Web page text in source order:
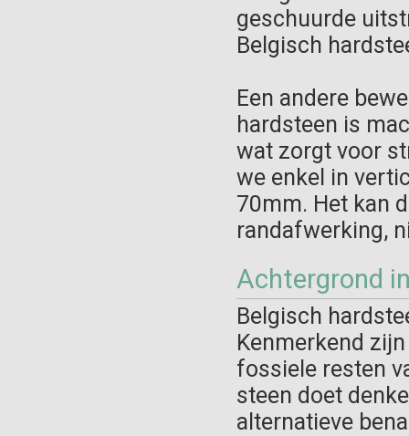
geschuurde
Belgisch
Een andere
hardsteen is
wat zorgt voor
we enkel in
70mm. Het kan
randafwerking,
Achtergrond
Belgisch
Kenmerkend
fossiele resten
steen doet
alternatieve